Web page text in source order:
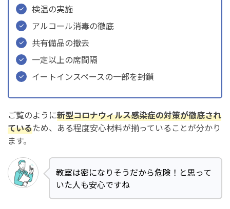
検温の実施
アルコール消毒の徹底
共有備品の撤去
一定以上の席間隔
イートインスペースの一部を封鎖
ご覧のように新型コロナウィルス感染症の対策が徹底され
ているため、ある程度安心材料が揃っていることが分かり
ます。
教室は密になりそうだから危険！と思って
いた人も安心ですね